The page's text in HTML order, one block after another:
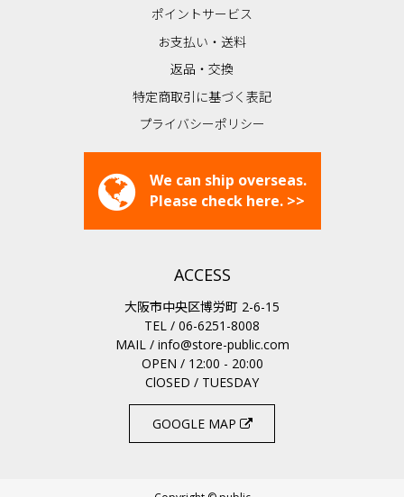
ポイントサービス
お支払い・送料
返品・交換
特定商取引に基づく表記
プライバシーポリシー
We can ship overseas.
Please check here. >>
ACCESS
大阪市中央区博労町 2-6-15
TEL / 06-6251-8008
MAIL / info@store-public.com
OPEN / 12:00 - 20:00
ClOSED / TUESDAY
GOOGLE MAP